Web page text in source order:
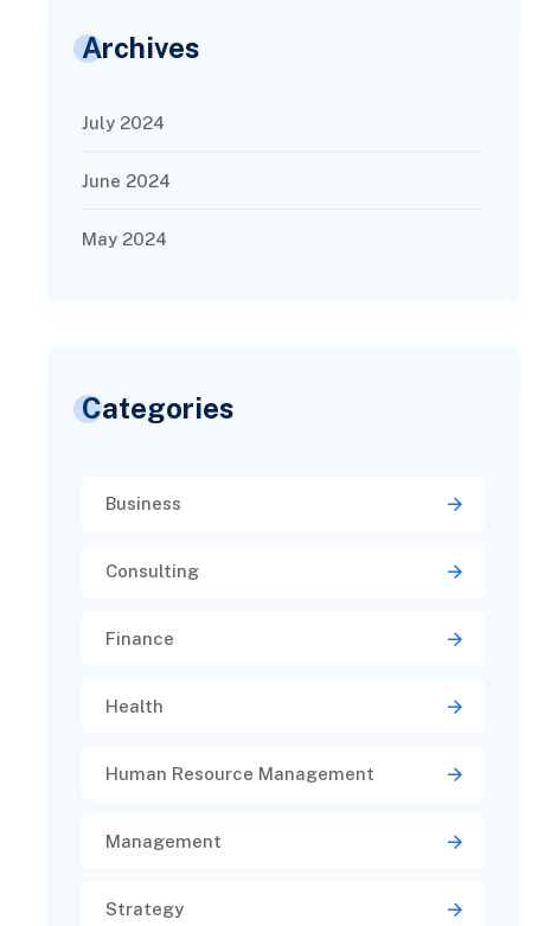
Archives
July 2024
June 2024
May 2024
Categories
Business
Consulting
Finance
Health
Human Resource Management
Management
Strategy